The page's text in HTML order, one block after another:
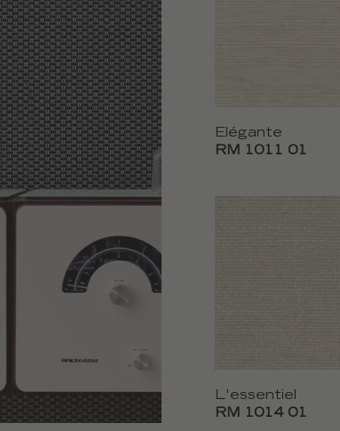
Elégante
RM 1011 01
L'essentiel
RM 1014 01